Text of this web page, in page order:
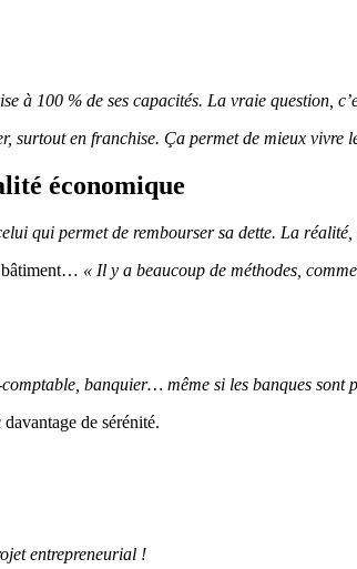
à 100 % de ses capacités. La vraie question,
surtout en franchise. Ça permet de mieux vivre
économique
qui permet de rembourser sa dette. La
bâtiment… « Il y a beaucoup de méthodes,
banquier… même si les banques sont
de sérénité.
entrepreneurial !